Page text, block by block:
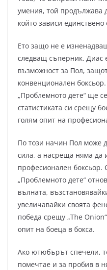
умения, той продължава
който зависи единствено
Ето защо не е
следващ съперник. Диас
възможност за Пол,
конвенционален
„Проблемното дете“ ще
статистиката си срещу
голям опит на
По този начин Пол може
сила, а насреща няма да
професионален боксьор.
„Проблемното дете“
вълната,
увеличавайки своята
победа срещу „The
опит на боеца в бокса.
Ако ютюбърът спечели,
помечтае и за пробив в